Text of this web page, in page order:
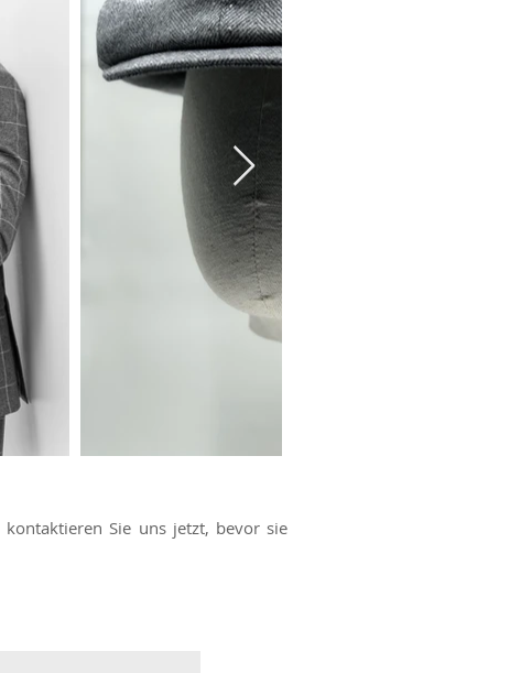
kontaktieren Sie unsjetzt, bevor sie